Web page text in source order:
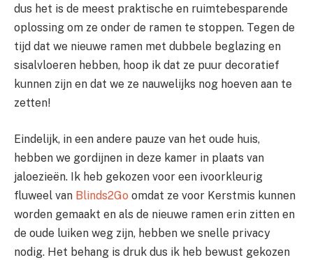
dus het is de meest praktische en ruimtebesparende
oplossing om ze onder de ramen te stoppen. Tegen de
tijd dat we nieuwe ramen met dubbele beglazing en
sisalvloeren hebben, hoop ik dat ze puur decoratief
kunnen zijn en dat we ze nauwelijks nog hoeven aan te
zetten!
Eindelijk, in een andere pauze van het oude huis,
hebben we gordijnen in deze kamer in plaats van
jaloezieën. Ik heb gekozen voor een ivoorkleurig
fluweel van Blinds2Go omdat ze voor Kerstmis kunnen
worden gemaakt en als de nieuwe ramen erin zitten en
de oude luiken weg zijn, hebben we snelle privacy
nodig. Het behang is druk dus ik heb bewust gekozen